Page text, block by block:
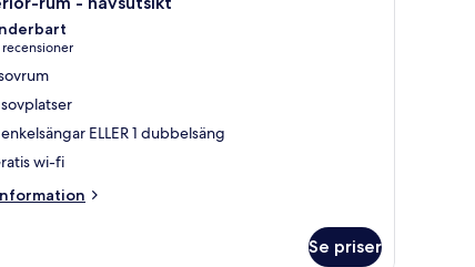
10
recensioner
recensioner)
ELLER 1 dubbelsäng
wi-fi
Se priser